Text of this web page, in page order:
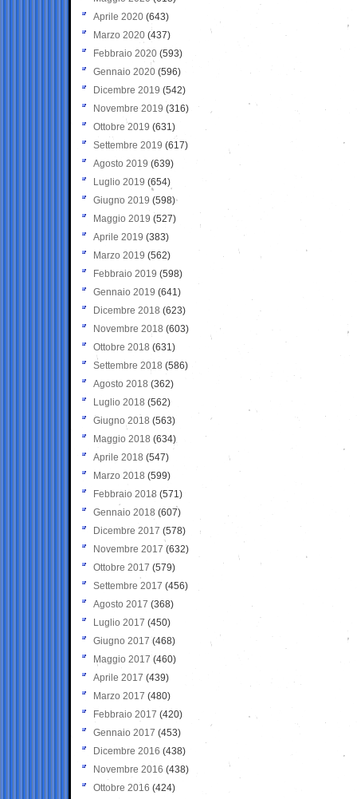
Aprile 2020 (643)
Marzo 2020 (437)
Febbraio 2020 (593)
Gennaio 2020 (596)
Dicembre 2019 (542)
Novembre 2019 (316)
Ottobre 2019 (631)
Settembre 2019 (617)
Agosto 2019 (639)
Luglio 2019 (654)
Giugno 2019 (598)
Maggio 2019 (527)
Aprile 2019 (383)
Marzo 2019 (562)
Febbraio 2019 (598)
Gennaio 2019 (641)
Dicembre 2018 (623)
Novembre 2018 (603)
Ottobre 2018 (631)
Settembre 2018 (586)
Agosto 2018 (362)
Luglio 2018 (562)
Giugno 2018 (563)
Maggio 2018 (634)
Aprile 2018 (547)
Marzo 2018 (599)
Febbraio 2018 (571)
Gennaio 2018 (607)
Dicembre 2017 (578)
Novembre 2017 (632)
Ottobre 2017 (579)
Settembre 2017 (456)
Agosto 2017 (368)
Luglio 2017 (450)
Giugno 2017 (468)
Maggio 2017 (460)
Aprile 2017 (439)
Marzo 2017 (480)
Febbraio 2017 (420)
Gennaio 2017 (453)
Dicembre 2016 (438)
Novembre 2016 (438)
Ottobre 2016 (424)